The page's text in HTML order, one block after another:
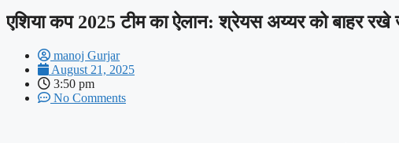
एशिया कप 2025 टीम का ऐलान: श्रेयस अय्यर को बाहर रखे
manoj Gurjar
August 21, 2025
3:50 pm
No Comments